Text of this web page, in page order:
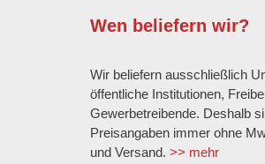
Wen beliefern wir?
Wir beliefern ausschließlich
öffentliche Institutionen,
Gewerbetreibende. Deshalb
Preisangaben immer ohne
und Versand. >> mehr